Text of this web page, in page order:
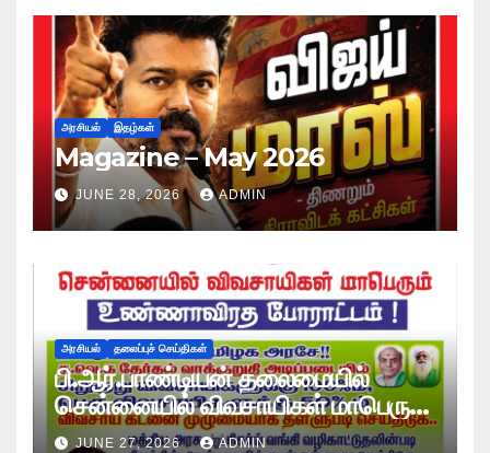
அரசியல் இதழ்கள்
Magazine – May 2026
JUNE 28, 2026 ADMIN
அரசியல் தலைப்புச் செய்திகள்
பி.ஆர்.பாண்டியன் தலைமையில்
சென்னையில் விவசாயிகள் மாபெரும்
உண்ணாவிரத போராட்டம் !
JUNE 27, 2026 ADMIN